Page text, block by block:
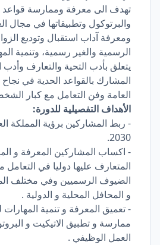
تهدف الى معرفة وممارسة
والبرتوكول وتطبيقاتها في مجال
ومعرفة آداب استقبال وتوديع
الرسمية والغير رسمية، وتنمية
يتعلق بأدب التحية والتعارف وأدب
المشارك بالقواعد الحدية في
العامة وفن التعامل مع كبار
الأهداف التفصيلية للدورة:
- ربط المشاركين برؤية المملكة
2030.
- اكساب المشاركين المعرفة و
المتعارف عليها دوليا في
الضيوف الرسميين وفي مختلف
و المحافل المحلية و الدولية .
- تعميق المعرفة و تنمية
ممارسة و تطبيق الاتيكيت و
العمل الوظيفي .